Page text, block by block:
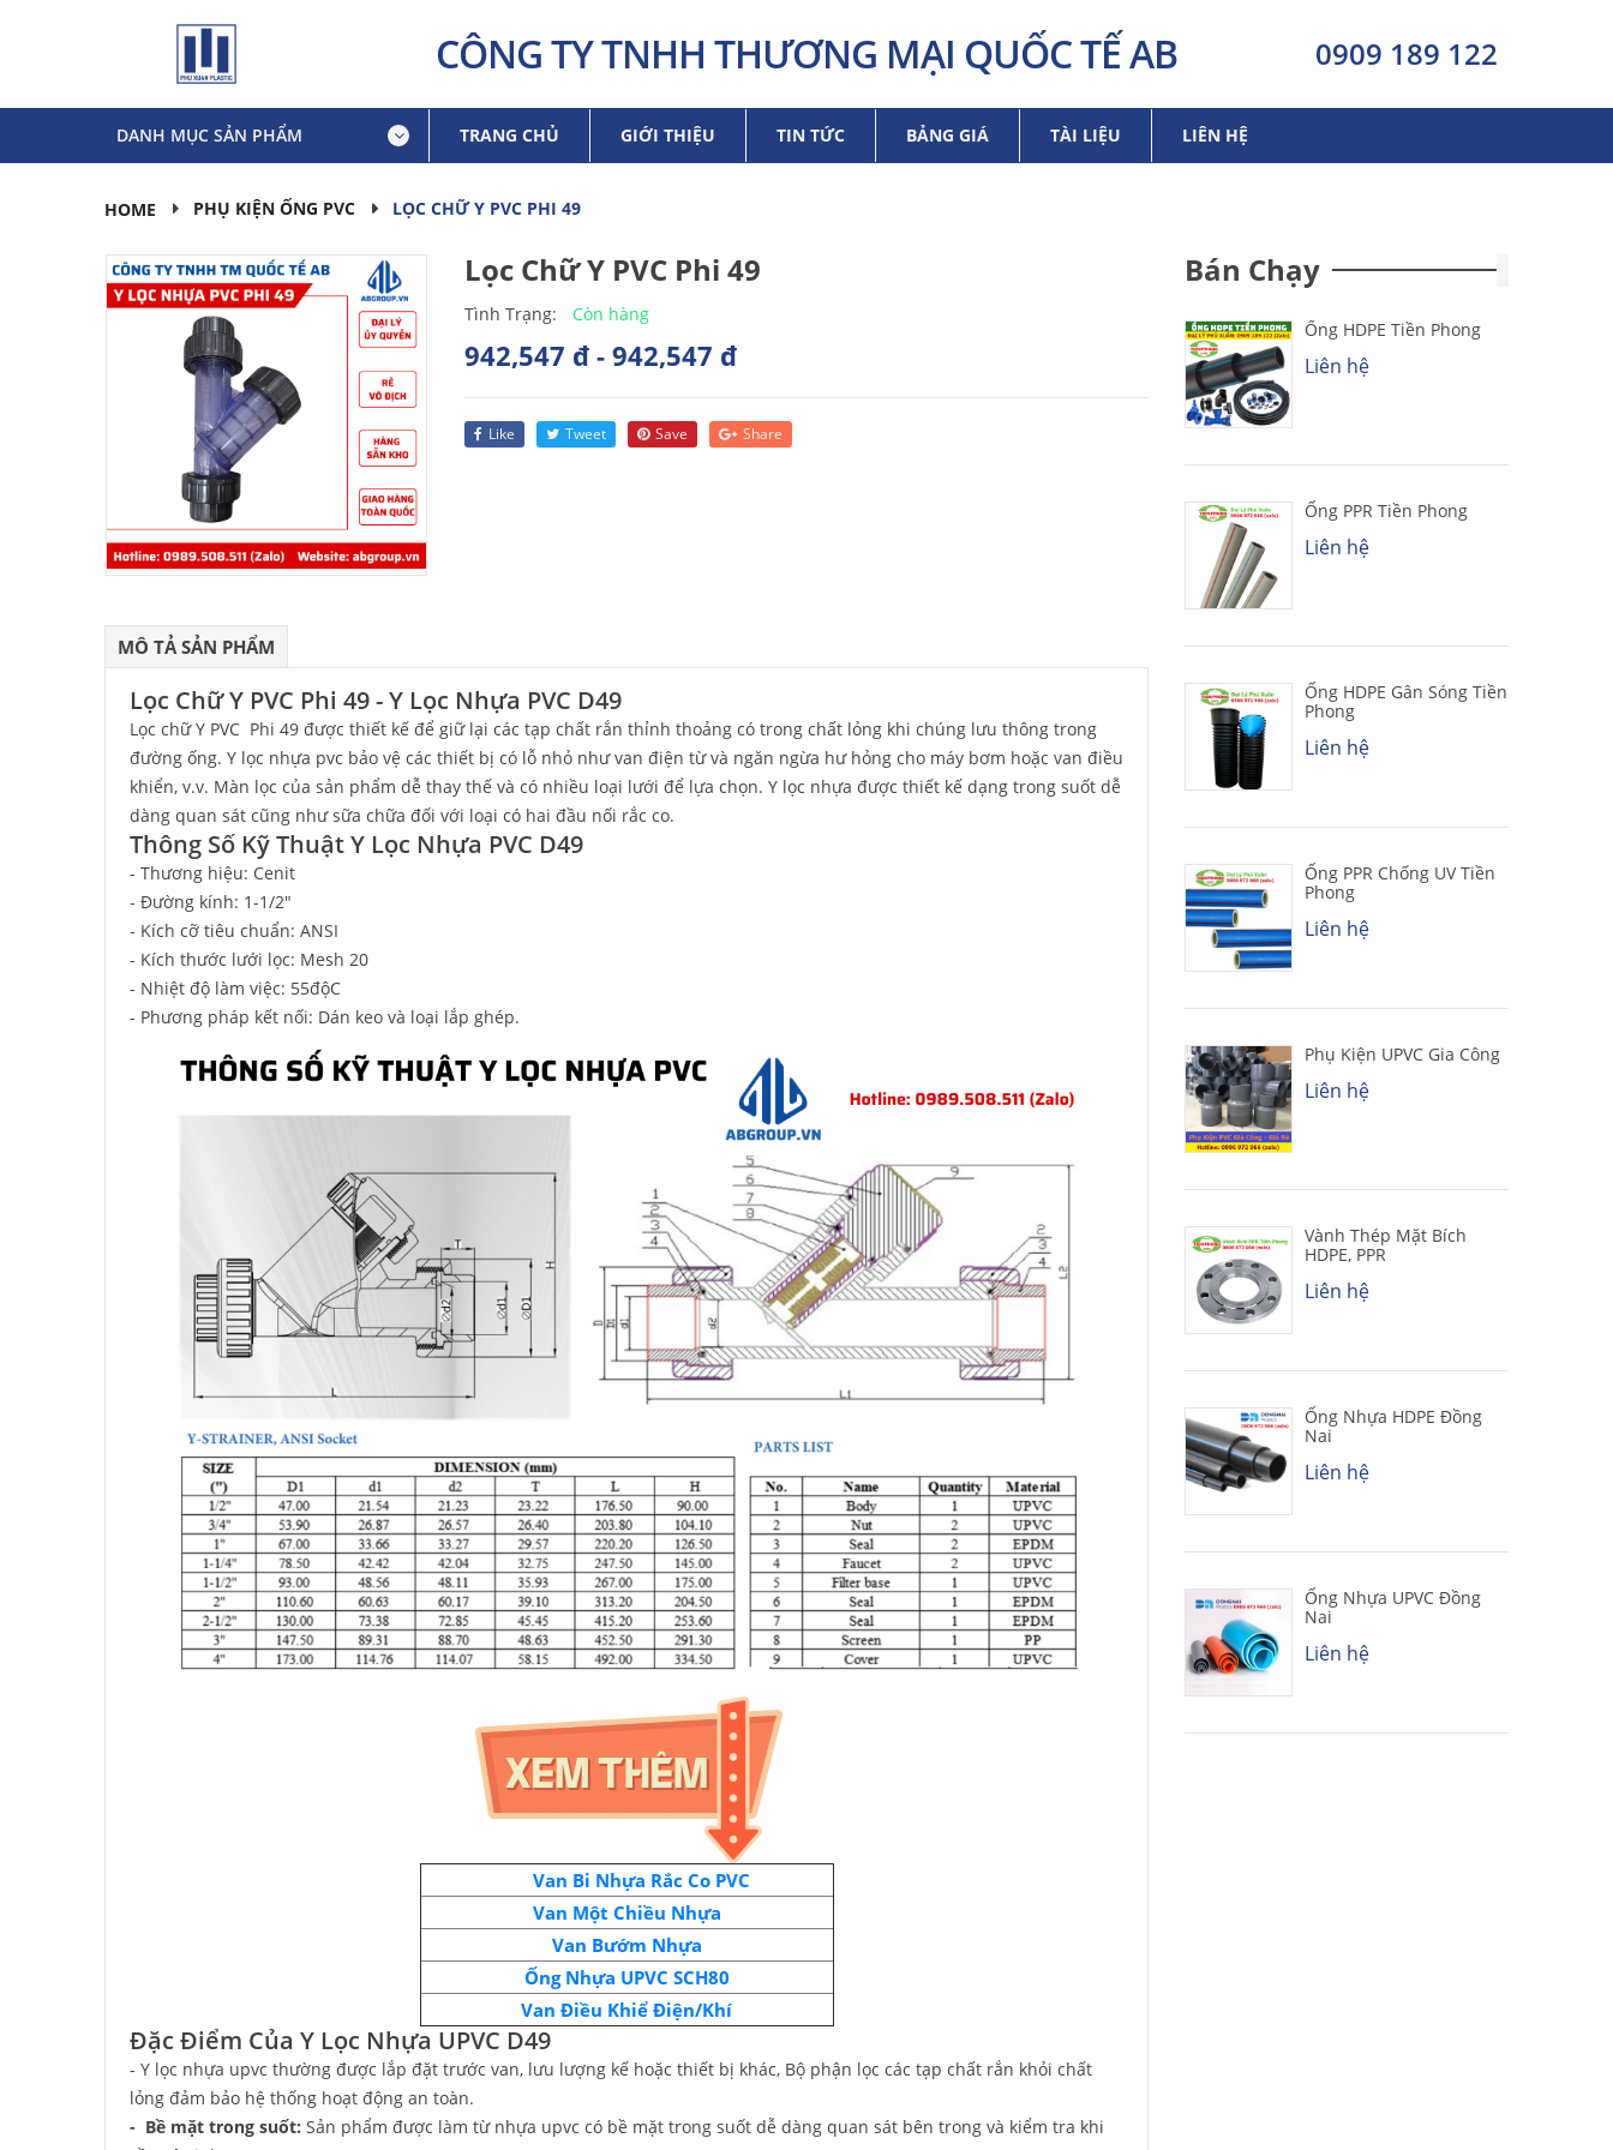
CÔNG TY TNHH THƯƠNG MẠI QUỐC TẾ AB 0909 189 122
DANH MỤC SẢN PHẨM TRANG CHỦ GIỚI THIỆU TIN TỨC BẢNG GIÁ TÀI LIỆU LIÊN HỆ
HOME PHỤ KIỆN ỐNG PVC LỌC CHỮ Y PVC PHI 49
Lọc Chữ Y PVC Phi 49
Tình Trạng: Còn hàng
942,547 đ - 942,547 đ
Like Tweet Save Share
MÔ TẢ SẢN PHẨM
Lọc Chữ Y PVC Phi 49 - Y Lọc Nhựa PVC D49
Lọc chữ Y PVC Phi 49 được thiết kế để giữ lại các tạp chất rắn thỉnh thoảng có trong chất lỏng khi chúng lưu thông trong
đường ống. Y lọc nhựa pvc bảo vệ các thiết bị có lỗ nhỏ như van điện từ và ngăn ngừa hư hỏng cho máy bơm hoặc van điều
khiển, v.v. Màn lọc của sản phẩm dễ thay thế và có nhiều loại lưới để lựa chọn. Y lọc nhựa được thiết kế dạng trong suốt dễ
dàng quan sát cũng như sữa chữa đối với loại có hai đầu nối rắc co.
Thông Số Kỹ Thuật Y Lọc Nhựa PVC D49
- Thương hiệu: Cenit
- Đường kính: 1-1/2"
- Kích cỡ tiêu chuẩn: ANSI
- Kích thước lưới lọc: Mesh 20
- Nhiệt độ làm việc: 55độC
- Phương pháp kết nối: Dán keo và loại lắp ghép.
Van Bi Nhựa Rắc Co PVC
Van Một Chiều Nhựa
Van Bướm Nhựa
Ống Nhựa UPVC SCH80
Van Điều Khiể Điện/Khí
Đặc Điểm Của Y Lọc Nhựa UPVC D49
- Y lọc nhựa upvc thường được lắp đặt trước van, lưu lượng kế hoặc thiết bị khác, Bộ phận lọc các tạp chất rắn khỏi chất
lỏng đảm bảo hệ thống hoạt động an toàn.
- Bề mặt trong suốt: Sản phẩm được làm từ nhựa upvc có bề mặt trong suốt dễ dàng quan sát bên trong và kiểm tra khi
Bán Chạy
Ống HDPE Tiền Phong
Liên hệ
Ống PPR Tiền Phong
Liên hệ
Ống HDPE Gân Sóng Tiền
Phong
Liên hệ
Ống PPR Chống UV Tiền
Phong
Liên hệ
Phụ Kiện UPVC Gia Công
Liên hệ
Vành Thép Mặt Bích
HDPE, PPR
Liên hệ
Ống Nhựa HDPE Đồng
Nai
Liên hệ
Ống Nhựa UPVC Đồng
Nai
Liên hệ